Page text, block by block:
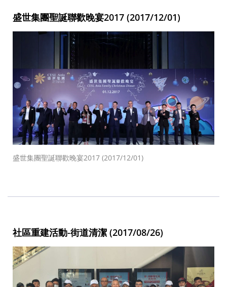
盛世集團聖誕聯歡晚宴2017 (2017/12/01)
盛世集團聖誕聯歡晚宴2017 (2017/12/01)
社區重建活動-街道清潔 (2017/08/26)